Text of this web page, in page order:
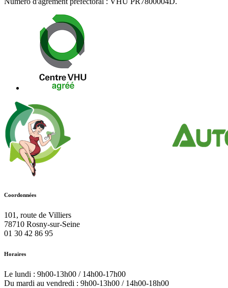
Coordonnées
101, route de Villiers
78710 Rosny-sur-Seine
01 30 42 86 95
Horaires
Le lundi : 9h00-13h00 / 14h00-17h00
Du mardi au vendredi : 9h00-13h00 / 14h00-18h00